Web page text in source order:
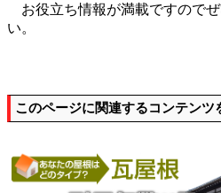
お役立ち情報が満載ですので
い。
このページに関連するコンテンツ